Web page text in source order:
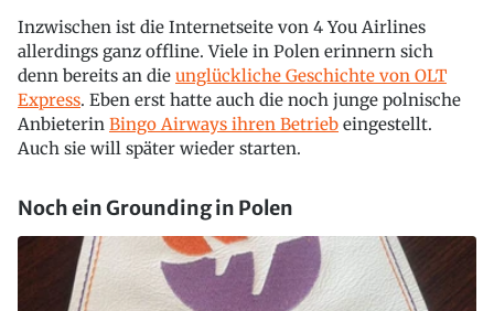
Inzwischen ist die Internetseite von 4 You Airlines
allerdings ganz offline. Viele in Polen erinnern sich
denn bereits an die unglückliche Geschichte von OLT
Express. Eben erst hatte auch die noch junge polnische
Anbieterin Bingo Airways ihren Betrieb eingestellt.
Auch sie will später wieder starten.
Noch ein Grounding in Polen